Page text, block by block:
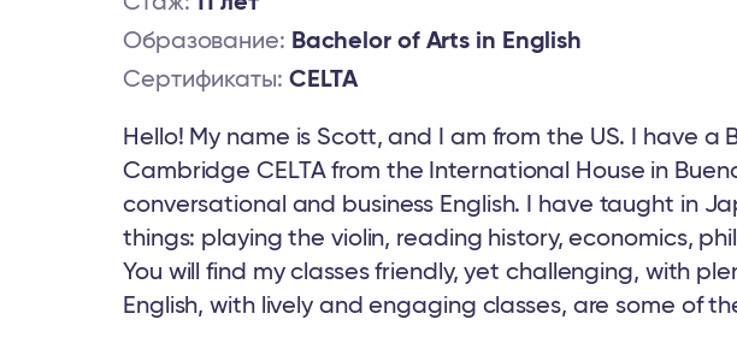
Образование: Bachelor of Arts in English
Сертификаты: CELTA
Hello! My name is Scott, and I am from the US. I have
Cambridge CELTA from the International House in
conversational and business English. I have taught in
things: playing the violin, reading history, economics,
You will find my classes friendly, yet challenging, with
English, with lively and engaging classes, are some of